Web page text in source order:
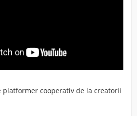
platformer cooperativ de la creatorii